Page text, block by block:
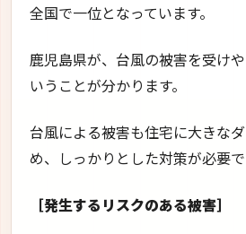
全国で一位となっています。
鹿児島県が、台風の被害を受け
いうことが分かります。
台風による被害も住宅に大きな
め、しっかりとした対策が必要で
［発生するリスクのある被害］